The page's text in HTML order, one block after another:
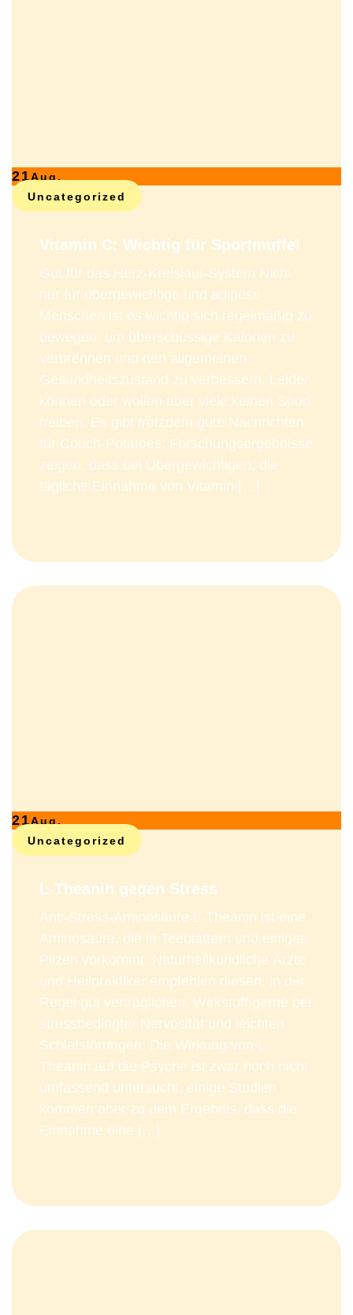
21Aug.
Uncategorized
Vitamin C: Wichtig für Sportmuffel
Gut für das Herz-Kreislauf-System Nicht
nur für übergewichtige und adipöse
Menschen ist es wichtig sich regelmäßig zu
bewegen, um überschüssige Kalorien zu
verbrennen und den allgemeinen
Gesundheitszustand zu verbessern. Leider
können oder wollen aber viele keinen Sport
treiben. Es gibt trotzdem gute Nachrichten
für Couch-Potatoes: Forschungsergebnisse
zeigen, dass bei Übergewichtigen, die
tägliche Einnahme von Vitamin […]
21Aug.
Uncategorized
L-Theanin gegen Stress
Anti-Stress-Aminosäure L-Theanin ist eine
Aminosäure, die in Teeblättern und einigen
Pilzen vorkommt. Naturheilkundliche Ärzte
und Heilpraktiker empfehlen diesen, in der
Regel gut verträglichen, Wirkstoff gerne bei
stressbedingter Nervosität und leichten
Schlafstörungen. Die Wirkung von L-
Theanin auf die Psyche ist zwar noch nicht
umfassend untersucht, einige Studien
kommen aber zu dem Ergebnis, dass die
Einnahme eine […]